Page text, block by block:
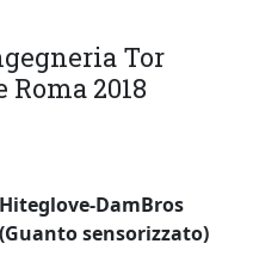
Tor
2018
Hiteglove-DamBros
(Guanto sensorizzato)